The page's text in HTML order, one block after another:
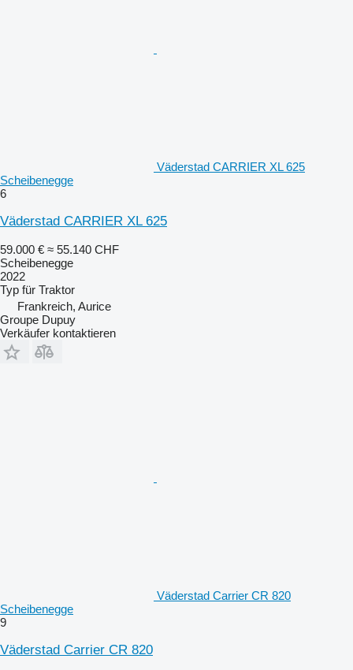
Väderstad CARRIER XL 625
Scheibenegge
6
Väderstad CARRIER XL 625
59.000 € ≈ 55.140 CHF
Scheibenegge
2022
Typ für Traktor
Frankreich, Aurice
Groupe Dupuy
Verkäufer kontaktieren
Väderstad Carrier CR 820
Scheibenegge
9
Väderstad Carrier CR 820